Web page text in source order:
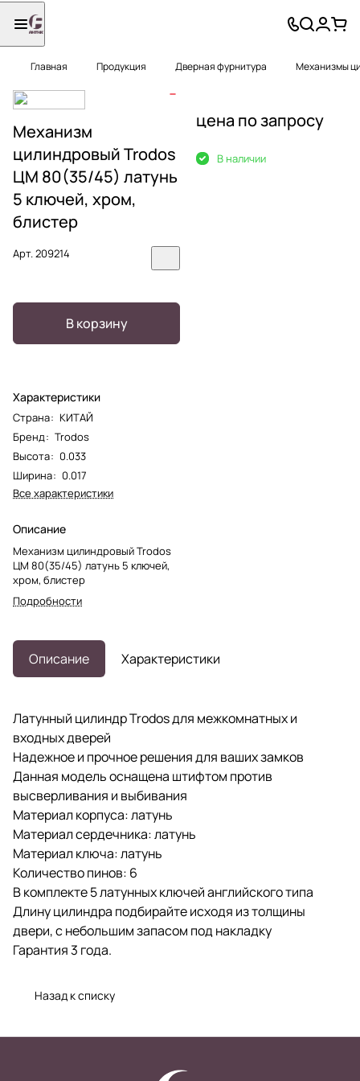
Главная Продукция Дверная фурнитура Механизмы
Механизм
цилиндровый Trodos
ЦМ 80(35/45) латунь
5 ключей, хром,
блистер
Арт.209214
В корзину
Характеристики
Страна: КИТАЙ
Бренд: Trodos
Высота: 0.033
Ширина: 0.017
Все характеристики
Описание
Механизм цилиндровый Trodos
ЦМ 80(35/45) латунь 5 ключей,
хром, блистер
Подробности
цена по запросу
В наличии
Описание Характеристики
Латунный цилиндр Trodos для межкомнатных и
входных дверей
Надежное и прочное решения для ваших замков
Данная модель оснащена штифтом против
высверливания и выбивания
Материал корпуса: латунь
Материал сердечника: латунь
Материал ключа: латунь
Количество пинов: 6
В комплекте 5 латунных ключей английского типа
Длину цилиндра подбирайте исходя из толщины
двери, с небольшим запасом под накладку
Гарантия 3 года.
Назад к списку